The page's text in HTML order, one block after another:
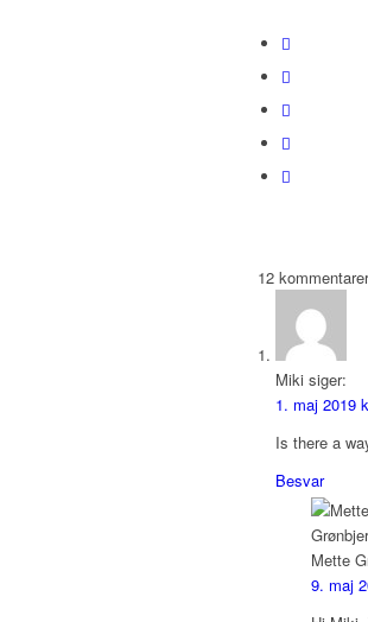
12 kommentarer
Miki siger:
1. maj 2019
Is there a
Besvar
Mette
9. maj